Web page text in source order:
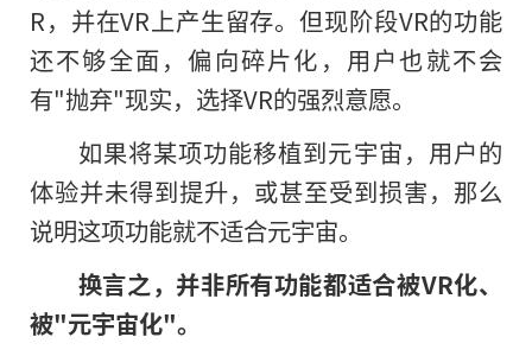
R，并在VR上产生留存。但现阶段VR的功能
还不够全面，偏向碎片化，用户也就不会
有"抛弃"现实，选择VR的强烈意愿。
如果将某项功能移植到元宇宙，用户的
体验并未得到提升，或甚至受到损害，那么
说明这项功能就不适合元宇宙。
换言之，并非所有功能都适合被VR化、
被"元宇宙化"。